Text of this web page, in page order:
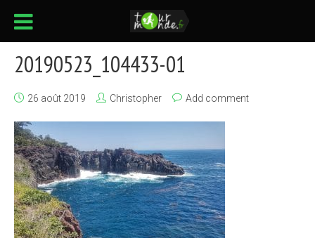
20190523_104433-01
26 août 2019 Christopher Add comment